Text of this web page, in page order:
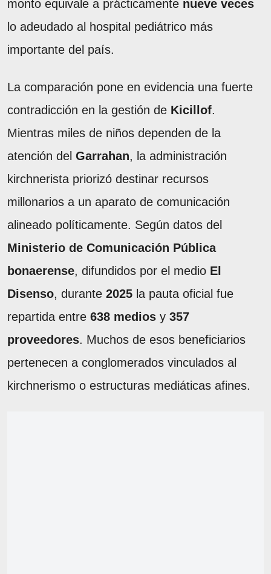
monto equivale a prácticamente nueve veces
lo adeudado al hospital pediátrico más
importante del país.
La comparación pone en evidencia una fuerte
contradicción en la gestión de Kicillof.
Mientras miles de niños dependen de la
atención del Garrahan, la administración
kirchnerista priorizó destinar recursos
millonarios a un aparato de comunicación
alineado políticamente. Según datos del
Ministerio de Comunicación Pública
bonaerense, difundidos por el medio El
Disenso, durante 2025 la pauta oficial fue
repartida entre 638 medios y 357
proveedores. Muchos de esos beneficiarios
pertenecen a conglomerados vinculados al
kirchnerismo o estructuras mediáticas afines.